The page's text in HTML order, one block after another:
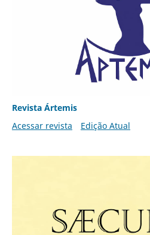
Revista Ártemis
Acessar revista
Edição Atual